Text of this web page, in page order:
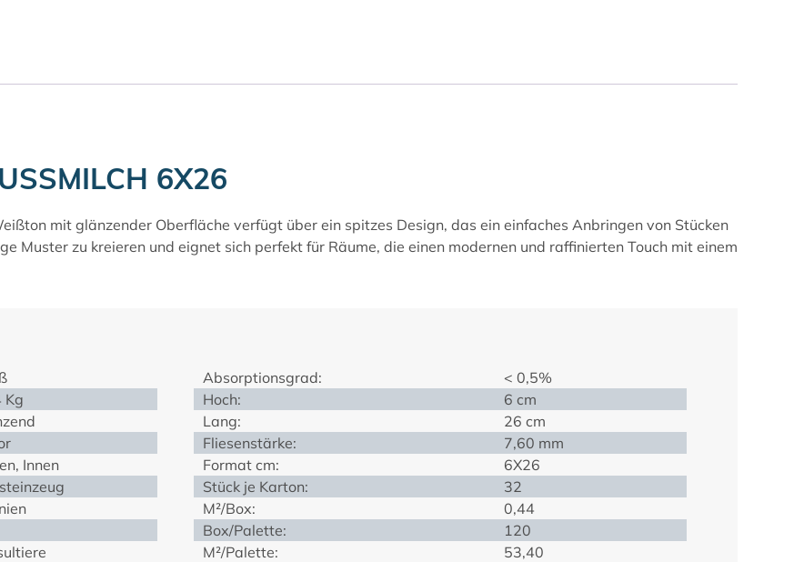
6X26
mit glänzender Oberfläche verfügt über ein spitzes Design, das ein einfaches Anbringen von Stücken
Muster zu kreieren und eignet sich perfekt für Räume, die einen modernen und raffinierten Touch mit einem
Kg
Innen
Absorptionsgrad:
< 0,5%
Hoch:
6 cm
Lang:
26 cm
Fliesenstärke:
7,60 mm
Format cm:
6X26
Stück je Karton:
32
M²/Box:
0,44
Box/Palette:
120
M²/Palette:
53,40